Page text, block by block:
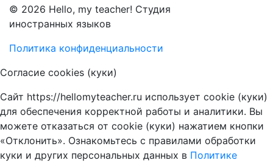
© 2026 Hello, my teacher! Студия
иностранных языков
Политика конфиденциальности
Согласие cookies (куки)
Сайт https://hellomyteacher.ru использует cookie (куки)
для обеспечения корректной работы и аналитики. Вы
можете отказаться от cookie (куки) нажатием кнопки
«Отклонить». Ознакомьтесь с правилами обработки
куки и других персональных данных в Политике